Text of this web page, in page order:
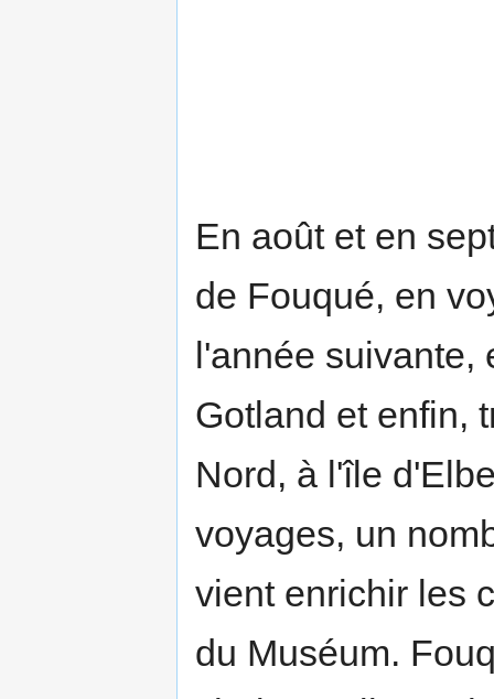
En août et en
de Fouqué, en
l'année suivante,
Gotland et enfin,
Nord, à l'île
voyages, un
vient enrichir les
du Muséum.